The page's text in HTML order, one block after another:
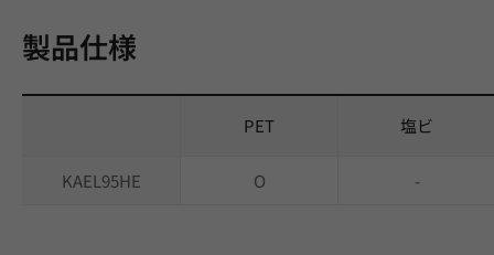
製品仕様
PET 塩ビ
KAEL95HE O -